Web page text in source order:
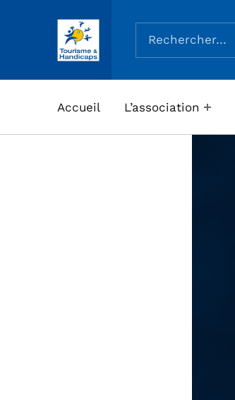
ASSOCIATION TOURISME ET HANDICAPS
Rechercher :
Accueil L’association